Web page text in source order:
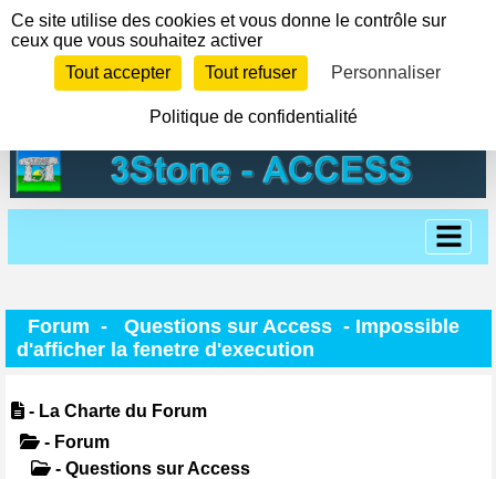
Forum - Questions sur Access - Impossible
d'afficher la fenetre d'execution
- La Charte du Forum
- Forum
- Questions sur Access
Panneau de gestion des cookies
Ce site utilise des cookies et vous donne le contrôle sur
ceux que vous souhaitez activer
Tout accepter
Tout refuser Personnaliser
Politique de confidentialité